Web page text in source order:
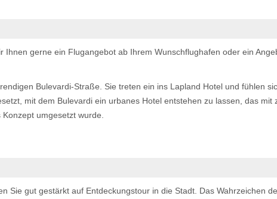
Ihnen gerne ein Flugangebot ab Ihrem Wunschflughafen oder ein
Bulevardi-Straße. Sie treten ein ins Lapland Hotel und fühlen
mit dem Bulevardi ein urbanes Hotel entstehen zu lassen, das
umgesetzt wurde.
Sie gut gestärkt auf Entdeckungstour in die Stadt. Das Wahrzeichen